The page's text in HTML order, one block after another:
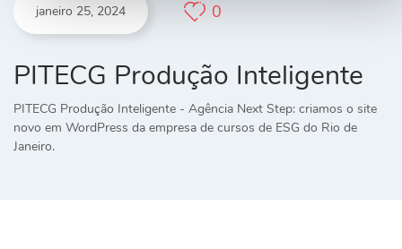
janeiro 25, 2024 0
PITECG Produção Inteligente
PITECG Produção Inteligente - Agência Next Step: criamos o site
novo em WordPress da empresa de cursos de ESG do Rio de
Janeiro.